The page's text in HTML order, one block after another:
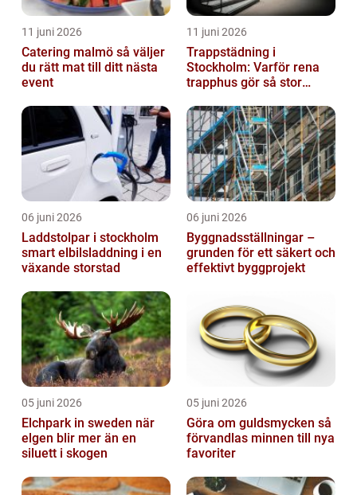
11 juni 2026
Catering malmö så väljer
du rätt mat till ditt nästa
event
11 juni 2026
Trappstädning i
Stockholm: Varför rena
trapphus gör så stor
06 juni 2026
Laddstolpar i stockholm
smart elbilsladdning i en
växande storstad
06 juni 2026
Byggnadsställningar –
grunden för ett säkert och
effektivt byggprojekt
05 juni 2026
Elchpark in sweden när
elgen blir mer än en
siluett i skogen
05 juni 2026
Göra om guldsmycken så
förvandlas minnen till nya
favoriter